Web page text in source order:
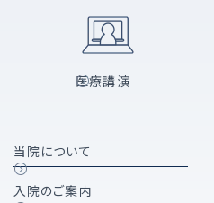
医療講演
当院について
入院のご案内